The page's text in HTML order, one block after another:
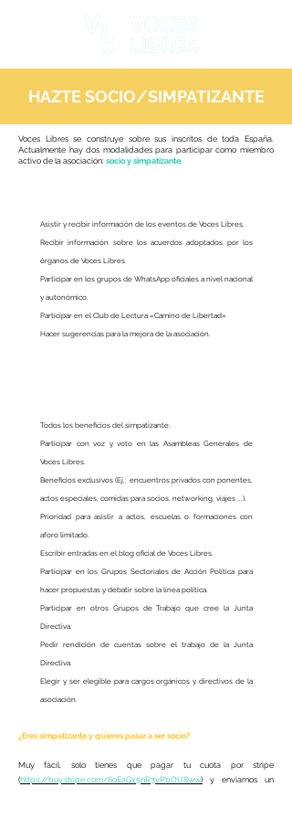
HAZTE SOCIO/SIMPATIZANTE
Voces Libres se construye sobre sus inscritos de toda España.
Actualmente hay dos modalidades para participar como miembro
activo de la asociación: socio y simpatizante. ​​
Asistir y recibir información de los eventos de Voces Libres.
Recibir información sobre los acuerdos adoptados por los
órganos de Voces Libres.
Participar en los grupos de WhatsApp oficiales a nivel nacional
y autonómico.
Participar en el Club de Lectura «Camino de Libertad»
Hacer sugerencias para la mejora de la asociación.
Todos los beneficios del simpatizante.
Participar con voz y voto en las Asambleas Generales de
Voces Libres.
Beneficios exclusivos (Ej.: encuentros privados con ponentes,
actos especiales, comidas para socios, networking, viajes ...).
Prioridad para asistir a actos, escuelas o formaciones con
aforo limitado.
Escribir entradas en el blog oficial de Voces Libres.
Participar en los Grupos Sectoriales de Acción Política para
hacer propuestas y debatir sobre la línea política.
Participar en otros Grupos de Trabajo que cree la Junta
Directiva.
Pedir rendición de cuentas sobre el trabajo de la Junta
Directiva.
Elegir y ser elegible para cargos orgánicos y directivos de la
asociación.
¿​Eres simpatizante y quieres pasar a ser socio?
Muy fácil, solo tienes que pagar tu cuota por stripe
(https://buy.stripe.com/6oEaGx5nR3vPbOU8ww) y enviarnos un